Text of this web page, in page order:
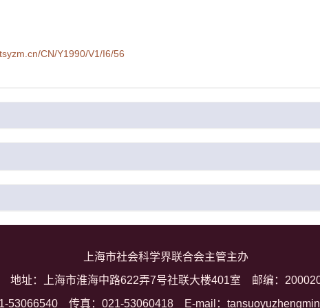
CN/Y1990/V1/I6/56
上海市社会科学界联合会主管主办
地址：上海市淮海中路622弄7号社联大楼401室 邮编：
53066540 传真：021-53060418 E-mail：